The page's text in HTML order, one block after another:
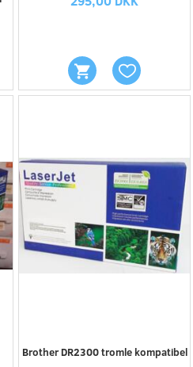
Brother DR2300 tromle kompatibel